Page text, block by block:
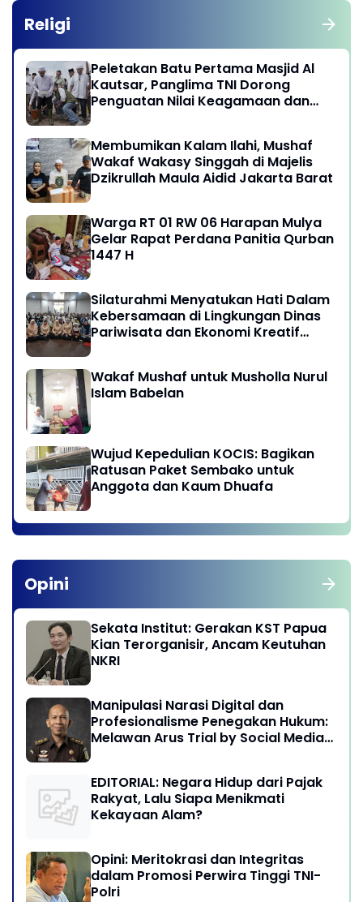
Religi
Peletakan Batu Pertama Masjid Al
Kautsar, Panglima TNI Dorong
Penguatan Nilai Keagamaan dan
Membumikan Kalam Ilahi, Mushaf
Wakaf Wakasy Singgah di Majelis
Dzikrullah Maula Aidid Jakarta Barat
Warga RT 01 RW 06 Harapan Mulya
Gelar Rapat Perdana Panitia Qurban
1447 H
Silaturahmi Menyatukan Hati Dalam
Kebersamaan di Lingkungan Dinas
Pariwisata dan Ekonomi Kreatif
Wakaf Mushaf untuk Musholla Nurul
Islam Babelan
Wujud Kepedulian KOCIS: Bagikan
Ratusan Paket Sembako untuk
Anggota dan Kaum Dhuafa
Opini
Sekata Institut: Gerakan KST Papua
Kian Terorganisir, Ancam Keutuhan
NKRI
Manipulasi Narasi Digital dan
Profesionalisme Penegakan Hukum:
Melawan Arus Trial by Social Media
EDITORIAL: Negara Hidup dari Pajak
Rakyat, Lalu Siapa Menikmati
Kekayaan Alam?
Opini: Meritokrasi dan Integritas
dalam Promosi Perwira Tinggi TNI-
Polri